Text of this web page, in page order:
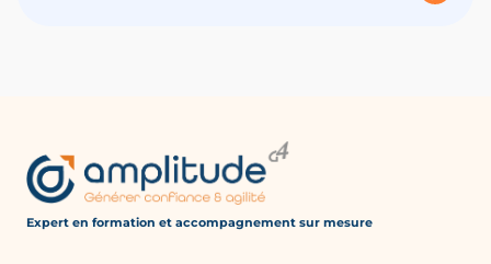
Expert en formation et accompagnement sur mesure